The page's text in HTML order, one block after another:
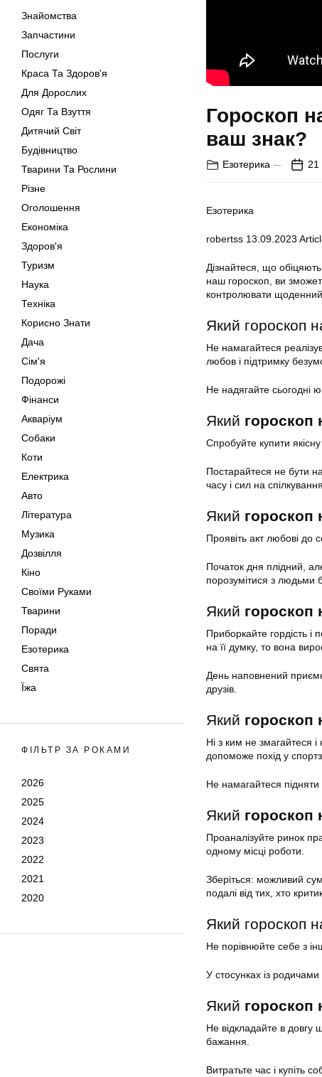
Знайомства
Запчастини
Послуги
Краса Та Здоров'я
Для Дорослих
Одяг Та Взуття
Дитячий Світ
Будівництво
Тварини Та Рослини
Різне
Оголошення
Економіка
Здоров'я
Туризм
Наука
Техніка
Корисно Знати
Дача
Сім'я
Подорожі
Фінанси
Акваріум
Собаки
Коти
Електрика
Авто
Література
Музика
Дозвілля
Кіно
Своїми Руками
Тварини
Поради
Езотерика
Свята
Їжа
ФІЛЬТР ЗА РОКАМИ
2026
2025
2024
2023
2022
2021
2020
Гороскоп
ваш знак?
Езотерика 21
Езотерика
robertss 13.09.2023
Дізнайтеся, що
наш гороскоп, ви
контролювати щоденний
Який гороскоп
Не намагайтеся
любов і підтримку
Не надягайте сьогодні
Який гороскоп
Спробуйте купити
Постарайтеся не бути
часу і сил на
Який гороскоп
Проявіть акт любові
Початок дня плідний,
порозумітися з людьми
Який гороскоп
Приборкайте гордість
на її думку, то вона
День наповнений
друзів.
Який гороскоп
Ні з ким не змагайтеся
допоможе похід у
Не намагайтеся підняти
Який гороскоп
Проаналізуйте ринок
одному місці роботи.
Зберіться: можливий
подалі від тих, хто
Який гороскоп
Не порівнюйте себе з
У стосунках із
Який гороскоп
Не відкладайте в довгу
бажання.
Витратьте час і купіть